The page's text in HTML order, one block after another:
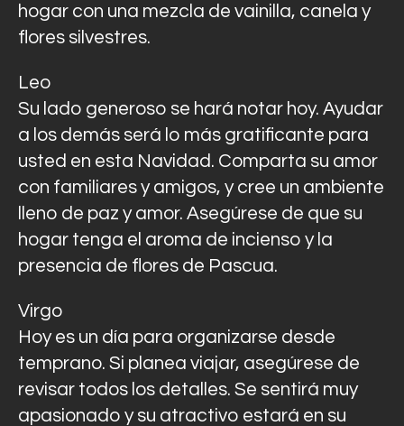
hogar con una mezcla de vainilla, canela y
flores silvestres.
Leo
Su lado generoso se hará notar hoy. Ayudar
a los demás será lo más gratificante para
usted en esta Navidad. Comparta su amor
con familiares y amigos, y cree un ambiente
lleno de paz y amor. Asegúrese de que su
hogar tenga el aroma de incienso y la
presencia de flores de Pascua.
Virgo
Hoy es un día para organizarse desde
temprano. Si planea viajar, asegúrese de
revisar todos los detalles. Se sentirá muy
apasionado y su atractivo estará en su